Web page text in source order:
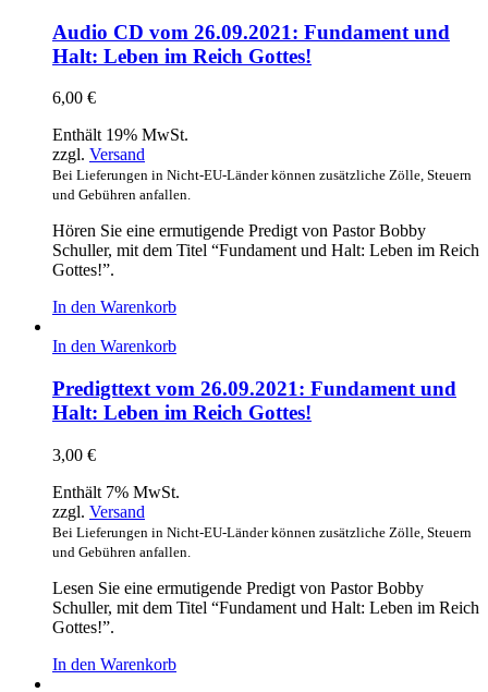
Audio CD vom 26.09.2021: Fundament und
Halt: Leben im Reich Gottes!
6,00 €
Enthält 19% MwSt.
zzgl. Versand
Bei Lieferungen in Nicht-EU-Länder können zusätzliche Zölle, Steuern
und Gebühren anfallen.
Hören Sie eine ermutigende Predigt von Pastor Bobby
Schuller, mit dem Titel “Fundament und Halt: Leben im Reich
Gottes!”.
In den Warenkorb
In den Warenkorb
Predigttext vom 26.09.2021: Fundament und
Halt: Leben im Reich Gottes!
3,00 €
Enthält 7% MwSt.
zzgl. Versand
Bei Lieferungen in Nicht-EU-Länder können zusätzliche Zölle, Steuern
und Gebühren anfallen.
Lesen Sie eine ermutigende Predigt von Pastor Bobby
Schuller, mit dem Titel “Fundament und Halt: Leben im Reich
Gottes!”.
In den Warenkorb